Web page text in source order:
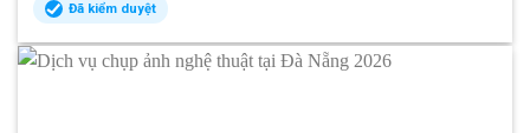
Đã kiểm duyệt